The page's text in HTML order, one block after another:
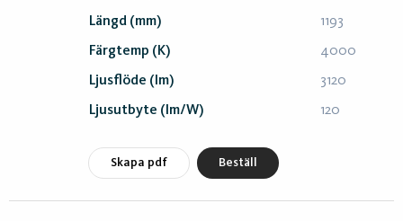
Längd (mm) 1193
Färgtemp (K) 4000
Ljusflöde (lm) 3120
Ljusutbyte (lm/W) 120
Skapa pdf Beställ